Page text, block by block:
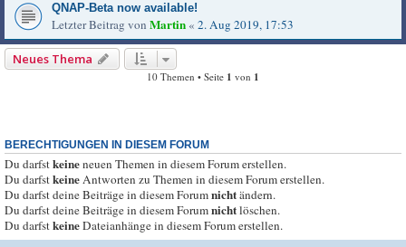
QNAP-Beta now available!
Letzter Beitrag von Martin « 2. Aug 2019, 17:53
Neues Thema
10 Themen • Seite 1 von 1
BERECHTIGUNGEN IN DIESEM FORUM
Du darfstkeineneuen Themen in diesem Forum erstellen.
Du darfstkeineAntworten zu Themen in diesem Forum erstellen.
Du darfst deine Beiträge in diesem Forumnichtändern.
Du darfst deine Beiträge in diesem Forumnichtlöschen.
Du darfstkeineDateianhänge in diesem Forum erstellen.